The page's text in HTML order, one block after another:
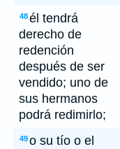
48él tendrá
derecho de
redención
después de ser
vendido; uno de
sus hermanos
podrá redimirlo;
49o su tío o el